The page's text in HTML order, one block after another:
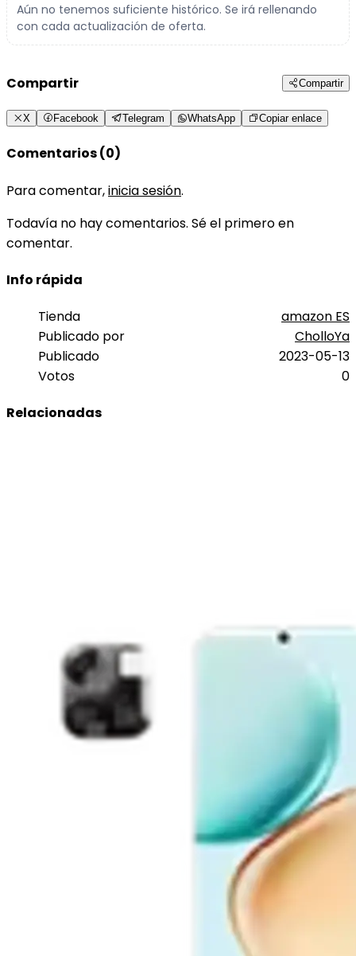
Aún no tenemos suficiente histórico. Se irá rellenando
con cada actualización de oferta.
Compartir Compartir
X Facebook Telegram WhatsApp Copiar enlace
Comentarios (0)
Para comentar,inicia sesión.
Todavía no hay comentarios. Sé el primero en
comentar.
Info rápida
Tienda
amazon ES
Publicado por
CholloYa
Publicado
2023-05-13
Votos
0
Relacionadas